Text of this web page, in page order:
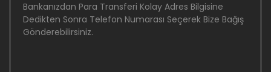
Bankanızdan Para Transferi Kolay Adres Bilgisine
Dedikten Sonra Telefon Numarası Seçerek Bize Bağış
Gönderebilirsiniz.